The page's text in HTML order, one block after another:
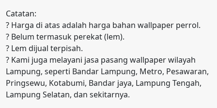
Catatan:
? Harga di atas adalah harga bahan wallpaper perrol.
? Belum termasuk perekat (lem).
? Lem dijual terpisah.
? Kami juga melayani jasa pasang wallpaper wilayah
Lampung, seperti Bandar Lampung, Metro, Pesawaran,
Pringsewu, Kotabumi, Bandar jaya, Lampung Tengah,
Lampung Selatan, dan sekitarnya.